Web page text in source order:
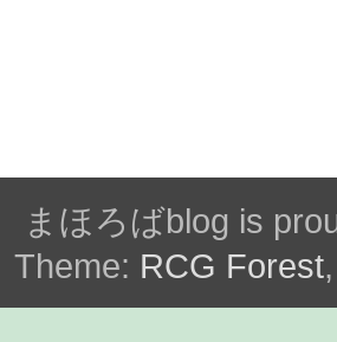
まほろばblog is
Theme: RCG Forest